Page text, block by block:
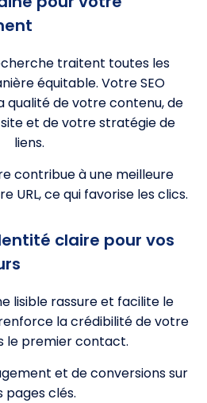
traitent toutes les
équitable. Votre SEO
qualité de votre contenu, de
et de votre stratégie de
liens.
contribue à une meilleure
URL, ce qui favorise les clics.
claire pour vos
lisible rassure et facilite le
la crédibilité de votre
le premier contact.
et de conversions sur
pages clés.